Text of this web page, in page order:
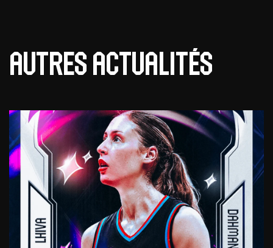
Autres actualités